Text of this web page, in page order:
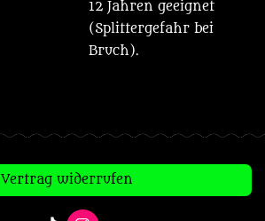
12 Jahren geeignet
(Splittergefahr bei
Bruch).
Vertrag widerrufen